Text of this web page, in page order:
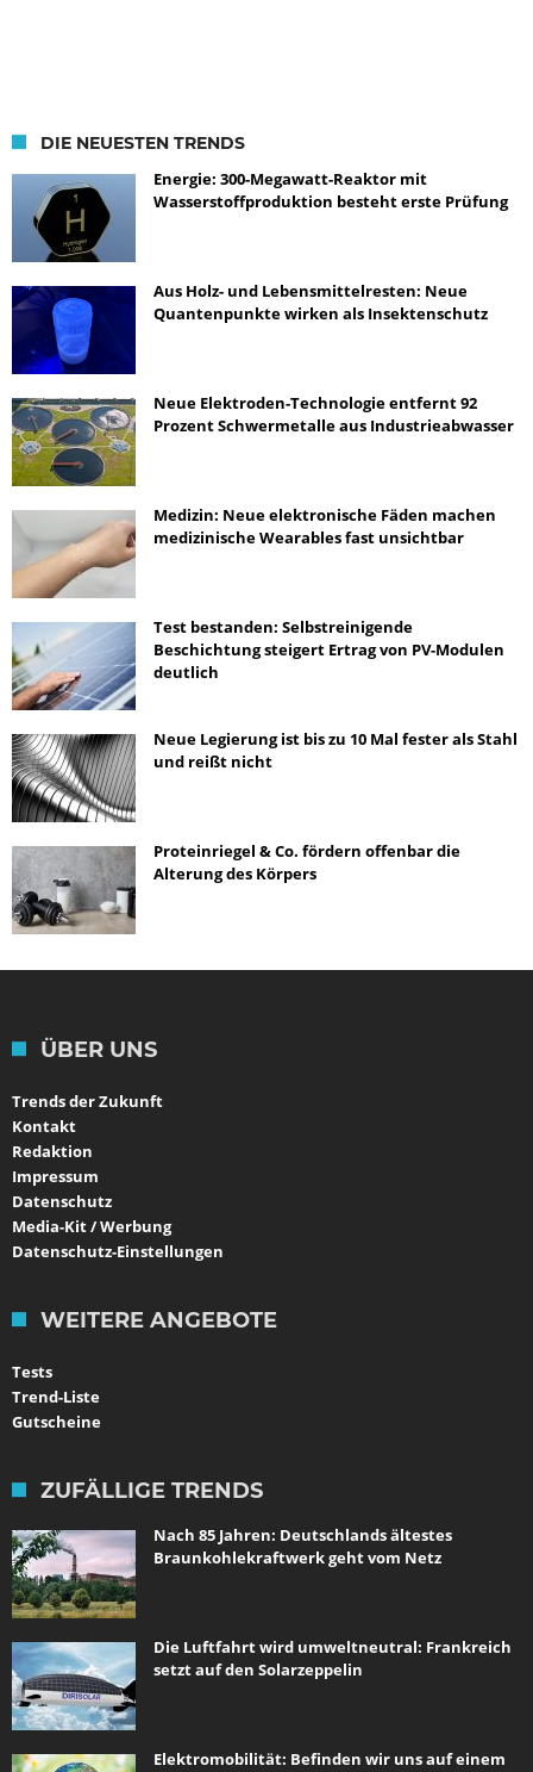
DIE NEUESTEN TRENDS
Energie: 300-Megawatt-Reaktor mit
Wasserstoffproduktion besteht erste Prüfung
Aus Holz- und Lebensmittelresten: Neue
Quantenpunkte wirken als Insektenschutz
Neue Elektroden-Technologie entfernt 92
Prozent Schwermetalle aus Industrieabwasser
Medizin: Neue elektronische Fäden machen
medizinische Wearables fast unsichtbar
Test bestanden: Selbstreinigende
Beschichtung steigert Ertrag von PV-Modulen
deutlich
Neue Legierung ist bis zu 10 Mal fester als Stahl
und reißt nicht
Proteinriegel & Co. fördern offenbar die
Alterung des Körpers
ÜBER UNS
Trends der Zukunft
Kontakt
Redaktion
Impressum
Datenschutz
Media-Kit / Werbung
Datenschutz-Einstellungen
WEITERE ANGEBOTE
Tests
Trend-Liste
Gutscheine
ZUFÄLLIGE TRENDS
Nach 85 Jahren: Deutschlands ältestes
Braunkohlekraftwerk geht vom Netz
Die Luftfahrt wird umweltneutral: Frankreich
setzt auf den Solarzeppelin
Elektromobilität: Befinden wir uns auf einem